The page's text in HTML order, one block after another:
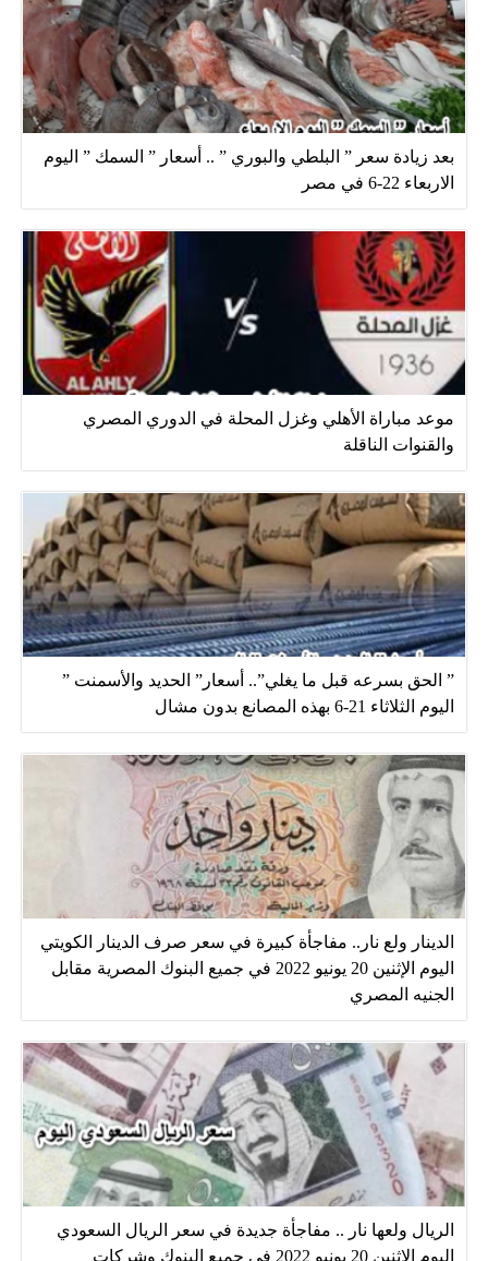
بعد زيادة سعر ” البلطي والبوري ” .. أسعار ” السمك ” اليوم
الاربعاء 22-6 في مصر
موعد مباراة الأهلي وغزل المحلة في الدوري المصري
والقنوات الناقلة
” الحق بسرعه قبل ما يغلي”.. أسعار” الحديد والأسمنت ”
اليوم الثلاثاء 21-6 بهذه المصانع بدون مشال
الدينار ولع نار.. مفاجأة كبيرة في سعر صرف الدينار الكويتي
اليوم الإثنين 20 يونيو 2022 في جميع البنوك المصرية مقابل
الجنيه المصري
الريال ولعها نار .. مفاجأة جديدة في سعر الريال السعودي
اليوم الإثنين 20 يونيو 2022 في جميع البنوك وشركات